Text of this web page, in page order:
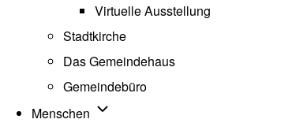
Virtuelle Ausstellung
Stadtkirche
Das Gemeindehaus
Gemeindebüro
Menschen Unternavigation von Menschen